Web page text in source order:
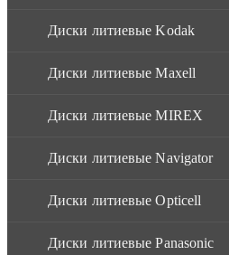
Диски литиевые Kodak
Диски литиевые Maxell
Диски литиевые MIREX
Диски литиевые Navigator
Диски литиевые Opticell
Диски литиевые Panasonic